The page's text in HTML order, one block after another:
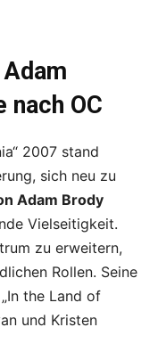
nach OC
2007 stand
sich neu zu
Adam Brody
Vielseitigkeit.
zu erweitern,
Rollen. Seine
the Land of
und Kristen